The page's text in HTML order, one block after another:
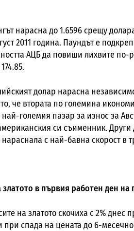
нарасна до 1.6596 срещу
2011 година. Паундът е
АЦБ да повиши лихвите по-
долар нарасна
че втората по големина
най-големия пазар за износ за
си съименник. Други
нараснала с най-бавна скорост в
златото в първия работен ден на
на златото скочиха с 2% днес
при спада на цената до 6-